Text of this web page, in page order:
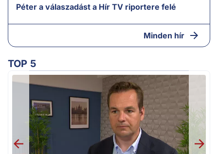
Péter a válaszadást a Hír TV riportere felé
Minden hír
TOP 5